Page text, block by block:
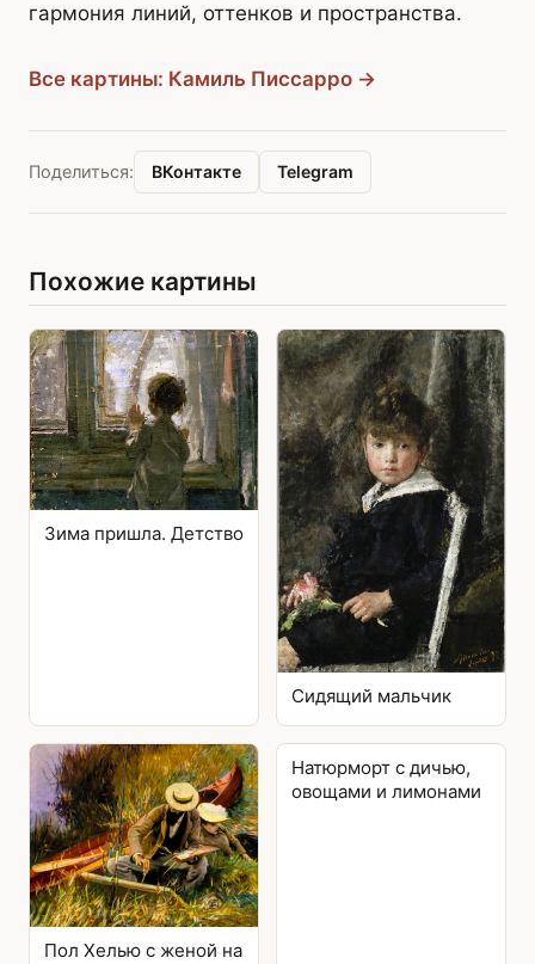
гармония линий, оттенков и пространства.
Все картины: Камиль Писсарро →
Поделиться: ВКонтакте Telegram
Похожие картины
Зима пришла. Детство
Сидящий мальчик
Пол Хелью с женой на
Натюрморт с дичью,
овощами и лимонами